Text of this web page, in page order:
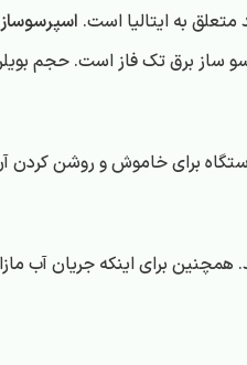
به ایتالیا است. اسپرسوساز سن
ها 230 ولت است. نوع برق مصرفی برای این اسپرسو
این دستگاه دارای 300 وات است. دکمه های این دستگاه
آگاه باشد. همچنین برای اینکه